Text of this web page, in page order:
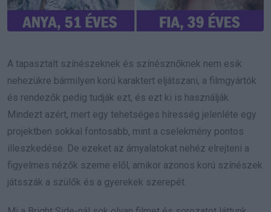
A tapasztalt színészeknek és színésznőknek nem esik
nehezükre bármilyen korú karaktert eljátszani, a filmgyártók
és rendezők pedig tudják ezt, és ezt ki is használják.
Mindezt azért, mert egy tehetséges híresség jelenléte egy
projektben sokkal fontosabb, mint a cselekmény pontos
illeszkedése. De ezeket az árnyalatokat nehéz elrejteni a
figyelmes nézők szeme elől, amikor azonos korú színészek
játsszák a szülők és a gyerekek szerepét.